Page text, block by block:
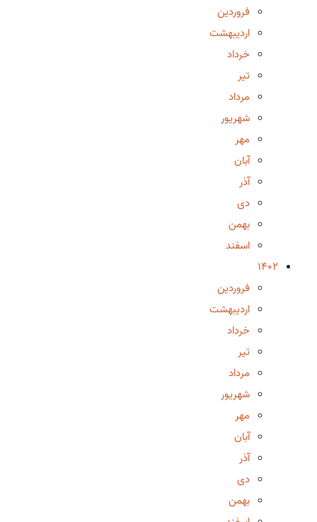
فروردین
اردیبهشت
خرداد
تیر
مرداد
شهریور
مهر
آبان
آذر
دی
بهمن
اسفند
1402
فروردین
اردیبهشت
خرداد
تیر
مرداد
شهریور
مهر
آبان
آذر
دی
بهمن